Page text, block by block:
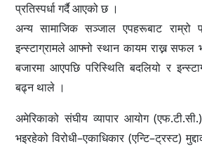
प्रतिस्पर्धा गर्दै आएको छ ।
अन्य सामाजिक सञ्जाल एपहरूबाट राम्रो
इन्स्टाग्रामले आफ्नो स्थान कायम राख्न
बजारमा आएपछि परिस्थिति बदलियो र
बढ्न थाले ।
अमेरिकाको संघीय व्यापार आयोग (एफ.टी.सी.)
भइरहेको विरोधी–एकाधिकार (एन्टि–ट्रस्ट)